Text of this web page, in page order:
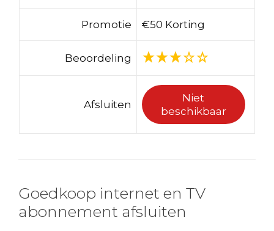
Promotie €50 Korting
Beoordeling
Afsluiten
Niet
beschikbaar
Goedkoop internet en TV
abonnement afsluiten